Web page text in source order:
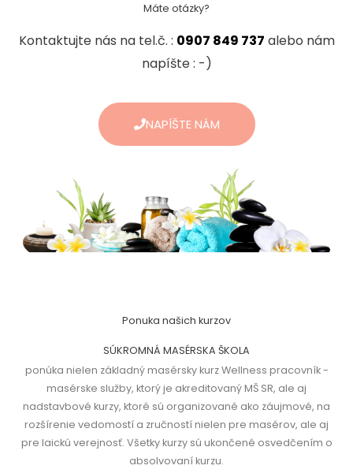
Máte otázky?
Kontaktujte nás na tel.č. : 0907 849 737 alebo nám
napíšte : -)
NAPÍŠTE NÁM
Ponuka našich kurzov
SÚKROMNÁ MASÉRSKA ŠKOLA
ponúka nielen základný masérsky kurz Wellness pracovník -
masérske služby, ktorý je akreditovaný MŠ SR, ale aj
nadstavbové kurzy, ktoré sú organizované ako záujmové, na
rozšírenie vedomostí a zručností nielen pre masérov, ale aj
pre laickú verejnosť. Všetky kurzy sú ukončené osvedčením o
absolvovaní kurzu.